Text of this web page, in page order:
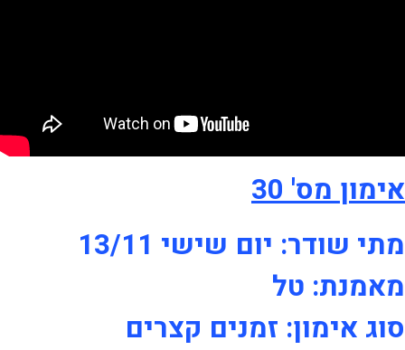
אימון מס' 30
מתי שודר: יום שישי 13/11
מאמנת: טל
סוג אימון: זמנים קצרים